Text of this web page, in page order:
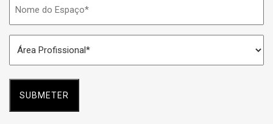
do
Espaço
Profissional
*